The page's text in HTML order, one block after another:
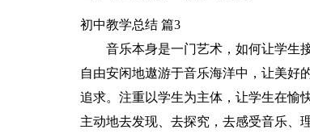
初中教学总结 篇3
音乐本身是一门艺术，如何让学生
自由安闲地遨游于音乐海洋中，让美好
追求。注重以学生为主体，让学生在愉
主动地去发现、去探究，去感受音乐、